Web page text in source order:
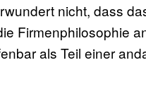
nicht, dass
Firmenphilosophie
als Teil einer